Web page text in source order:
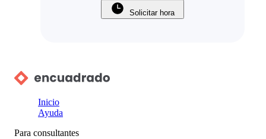
Solicitar hora
Inicio
Ayuda
Para consultantes